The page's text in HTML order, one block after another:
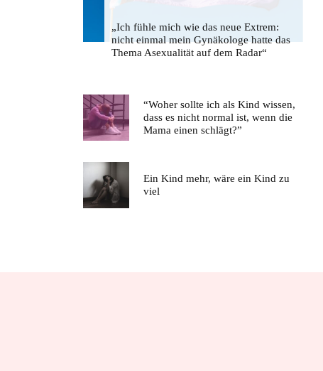
„Ich fühle mich wie das neue Extrem:
nicht einmal mein Gynäkologe hatte das
Thema Asexualität auf dem Radar“
“Woher sollte ich als Kind wissen,
dass es nicht normal ist, wenn die
Mama einen schlägt?”
Ein Kind mehr, wäre ein Kind zu
viel